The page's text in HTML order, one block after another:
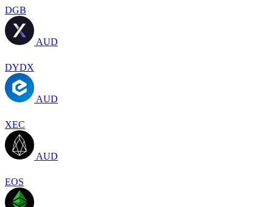
DGB
AUD
DYDX
AUD
XEC
AUD
EOS